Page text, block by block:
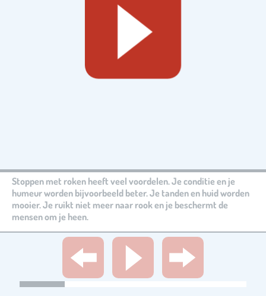
Stoppen met roken heeft veel voordelen. Je conditie en je
humeur worden bijvoorbeeld beter. Je tanden en huid worden
mooier. Je ruikt niet meer naar rook en je beschermt de
mensen om je heen.